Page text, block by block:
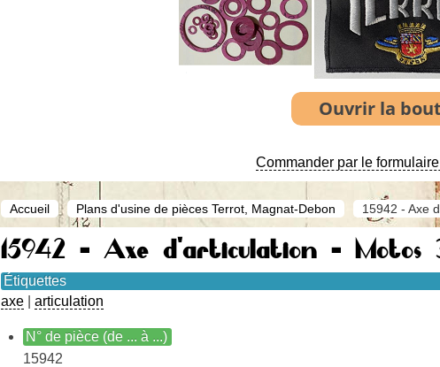
Commander par le
Accueil Plans d'usine de pièces Terrot, Magnat-Debon 15942 - Axe
15942 - Axe d'articulation - Motos
Étiquettes
axe
articulation
N° de pièce (de ... à ...)
15942